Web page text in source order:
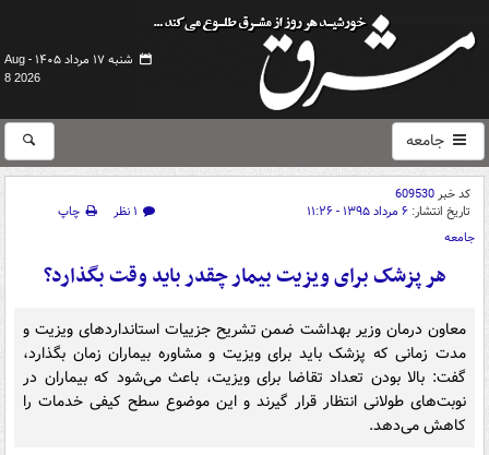
شنبه ۱۷ مرداد ۱۴۰۵ -
Aug
8 2026
جامعه
کد خبر609530
تاریخ انتشار: ۶ مرداد ۱۳۹۵ - ۱۱:۲۶ ۱ نظر
چاپ
جامعه
هر پزشک برای ویزیت بیمار چقدر باید وقت بگذارد؟
معاون درمان وزیر بهداشت ضمن تشریح جزییات استانداردهای ویزیت و
مدت زمانی که پزشک باید برای ویزیت و مشاوره بیماران زمان بگذارد،
گفت: بالا بودن تعداد تقاضا برای ویزیت، باعث می‌شود که بیماران در
نوبت‌های طولانی انتظار قرار گیرند و این موضوع سطح کیفی خدمات را
کاهش می‌دهد.